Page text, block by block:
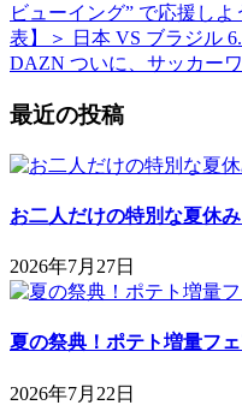
ビューイング” で応援し
表】＞ 日本 VS ブラジル
DAZN ついに、サッカー
最近の投稿
お二人だけの特別な夏休み
2026年7月27日
夏の祭典！ポテト増量フェ
2026年7月22日